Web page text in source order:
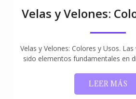
Velas y Velones:
Velas y Velones: Colores y Usos.
sido elementos fundamentales en
LEER MÁS